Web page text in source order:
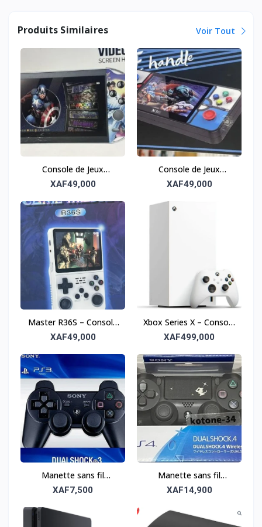
Produits Similaires Voir Tout
Console de Jeux
Portable M7 – Revivez
XAF49,000
Console de Jeux
Portable X16 – Revivez
XAF49,000
Master R36S – Console
rétro portable
XAF49,000
Xbox Series X – Console
Next-Gen avec SSD 1
XAF499,000
Manette sans fil
DualShock 3 pour PS3 –
XAF7,500
Manette sans fil
DualShock 4 pour PS4 –
XAF14,900